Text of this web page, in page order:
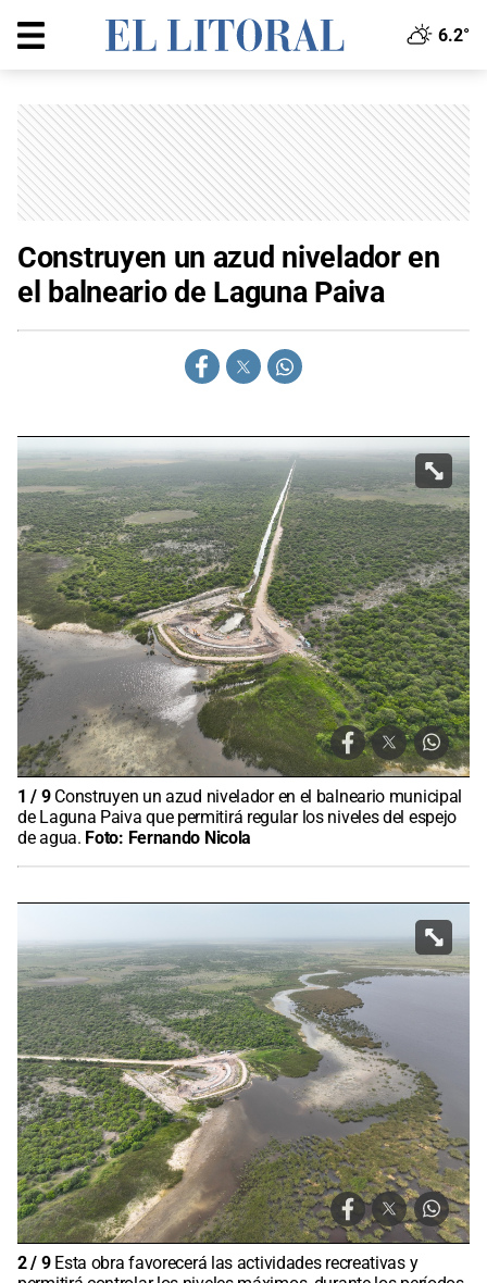
6.2°
Construyen un azud nivelador en
el balneario de Laguna Paiva
1 / 9 Construyen un azud nivelador en el balneario municipal
de Laguna Paiva que permitirá regular los niveles del espejo
de agua. Foto: Fernando Nicola
2/ 9 Esta obra favorecerá las actividades recreativas y